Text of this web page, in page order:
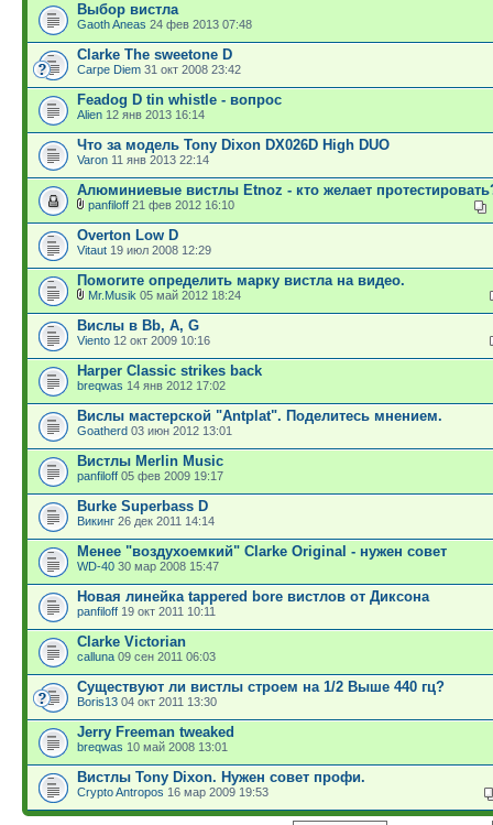
Выбор вистла
Gaoth Aneas 24 фев 2013 07:48
Clarke The sweetone D
Carpe Diem 31 окт 2008 23:42
Feadog D tin whistle - вопрос
Alien 12 янв 2013 16:14
Что за модель Tony Dixon DX026D High DUO
Varon 11 янв 2013 22:14
Алюминиевые вистлы Etnoz - кто желает
panfiloff 21 фев 2012 16:10
Overton Low D
Vitaut 19 июл 2008 12:29
Помогите определить марку вистла на видео.
Mr.Musik 05 май 2012 18:24
Вислы в Bb, A, G
Viento 12 окт 2009 10:16
Harper Classic strikes back
breqwas 14 янв 2012 17:02
Вислы мастерской "Antplat". Поделитесь мнением.
Goatherd 03 июн 2012 13:01
Вистлы Merlin Music
panfiloff 05 фев 2009 19:17
Burke Superbass D
Викинг 26 дек 2011 14:14
Менее "воздухоемкий" Clarke Original - нужен совет
WD-40 30 мар 2008 15:47
Новая линейка tappered bore вистлов от Диксона
panfiloff 19 окт 2011 10:11
Clarke Victorian
calluna 09 сен 2011 06:03
Существуют ли вистлы строем на 1/2 Выше 440 гц?
Boris13 04 окт 2011 13:30
Jerry Freeman tweaked
breqwas 10 май 2008 13:01
Вистлы Tony Dixon. Нужен совет профи.
Crypto Antropos 16 мар 2009 19:53